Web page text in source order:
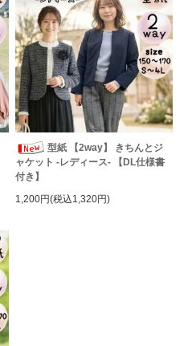
型紙 【2way】 きちんとジ
ャケット -レディース- 【DL仕様書
付き】
1,200円(税込1,320円)